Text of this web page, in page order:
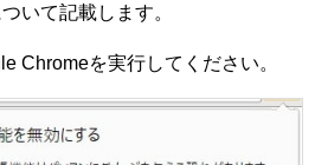
いて記載します。
Chromeを実行してください。